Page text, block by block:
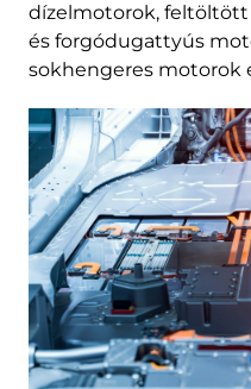
dízelmotorok, feltöltött
és forgódugattyús
sokhengeres motorok